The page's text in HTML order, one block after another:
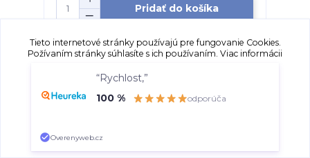
Pridať do košíka
Tieto internetové stránky používajú pre fungovanie Cookies.
Požívaním stránky súhlasíte s ich používaním. Viac informácii
Nastavenia Súhlasím
“Rychlost,”
100 %
odporúča
Overenyweb.cz